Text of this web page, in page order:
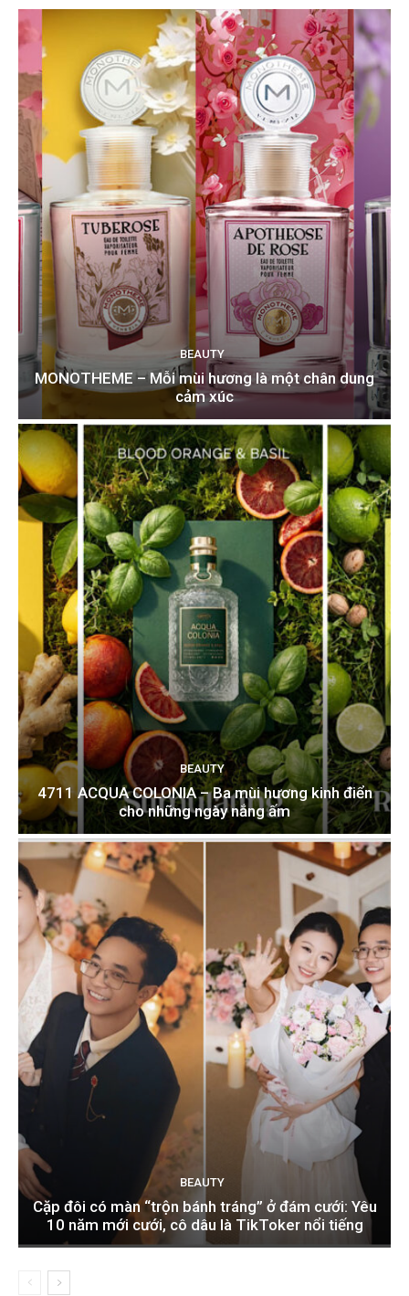
BEAUTY
MONOTHEME – Mỗi mùi hương là một chân dung
cảm xúc
BEAUTY
4711 ACQUA COLONIA – Ba mùi hương kinh điển
cho những ngày nắng ấm
BEAUTY
Cặp đôi có màn “trộn bánh tráng” ở đám cưới: Yêu
10 năm mới cưới, cô dâu là TikToker nổi tiếng